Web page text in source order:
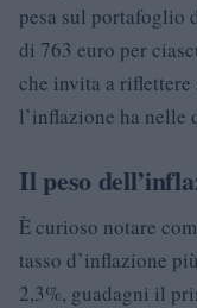
pesa sul portafoglio
di 763 euro per
che invita a
l’inflazione ha nelle
Il peso
È curioso notare
tasso d’inflazione
2,3%, guadagni il